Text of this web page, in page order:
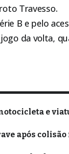
Travesso.
B e pelo
da volta,
e
após colisão